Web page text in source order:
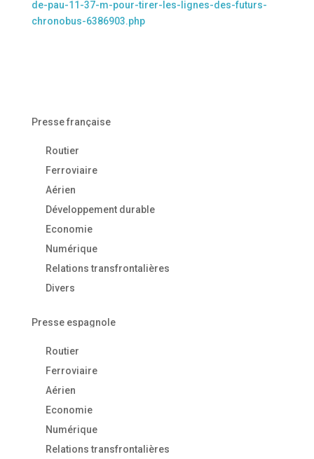
de-pau-11-37-m-pour-tirer-les-lignes-des-futurs-
chronobus-6386903.php
Presse française
Routier
Ferroviaire
Aérien
Développement durable
Economie
Numérique
Relations transfrontalières
Divers
Presse espagnole
Routier
Ferroviaire
Aérien
Economie
Numérique
Relations transfrontalières